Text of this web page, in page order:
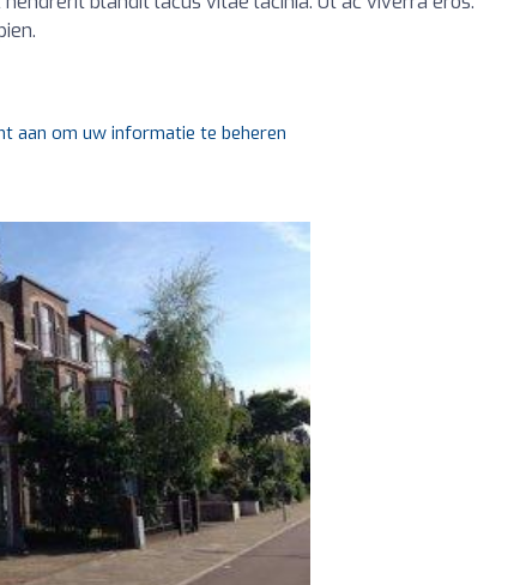
aan om uw informatie te beheren